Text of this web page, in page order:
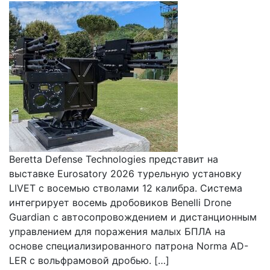
Beretta Defense Technologies представит на
выставке Eurosatory 2026 турельную установку
LIVET с восемью стволами 12 калибра. Система
интегрирует восемь дробовиков Benelli Drone
Guardian с автосопровождением и дистанционным
управлением для поражения малых БПЛА на
основе специализированного патрона Norma AD-
LER с вольфрамовой дробью. […]